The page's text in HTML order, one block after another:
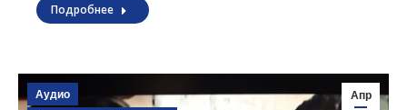
Подробнее
Апр
Аудио